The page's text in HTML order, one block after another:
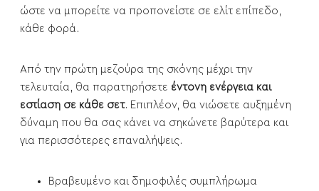
ώστε να μπορείτε να προπονείστε σε ελίτ επίπεδο,
κάθε φορά.
Από την πρώτη μεζούρα της σκόνης μέχρι την
τελευταία, θα παρατηρήσετε έντονη ενέργεια και
εστίαση σε κάθε σετ. Επιπλέον, θα νιώσετε αυξημένη
δύναμη που θα σας κάνει να σηκώνετε βαρύτερα και
για περισσότερες επαναλήψεις.
Bραβευμένο και δημοφιλές συμπλήρωμα